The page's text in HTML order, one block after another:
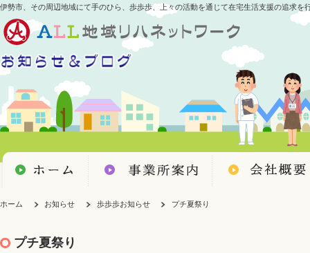
伊勢市、その周辺地域にて手のひら、歩歩歩、上々の活動を通じて在宅生活支援の追求を
ホーム お知らせ 歩歩歩お知らせ プチ夏祭り
プチ夏祭り